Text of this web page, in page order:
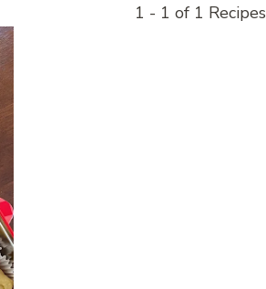
1 - 1 of 1 Recipes